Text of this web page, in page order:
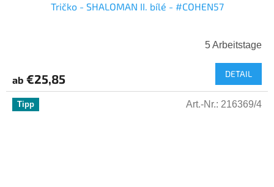
Tričko - SHALOMAN II. bílé - #COHEN57
5 Arbeitstage
ab €25,85 DETAIL
Tipp Art.-Nr.: 216369/4